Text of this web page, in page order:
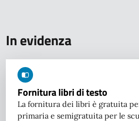
In evidenza
Fornitura libri di testo
La fornitura dei libri è gratuita
primaria e semigratuita per le